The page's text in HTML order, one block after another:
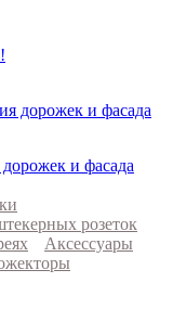
и фасада
розеток
Аксессуары